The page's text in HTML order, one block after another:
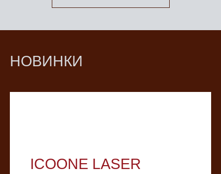
НОВИНКИ
ICOONE LASER